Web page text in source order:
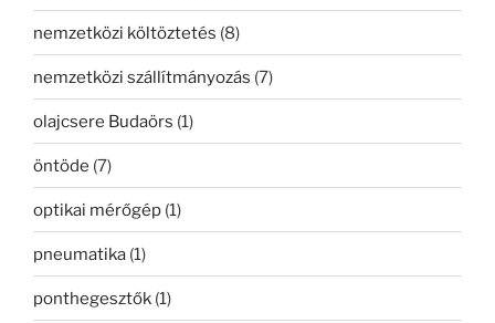
nemzetközi költöztetés (8)
nemzetközi szállítmányozás (7)
olajcsere Budaörs (1)
öntöde (7)
optikai mérőgép (1)
pneumatika (1)
ponthegesztők (1)